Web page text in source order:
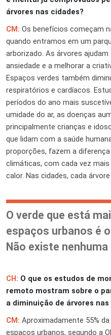
árvores nas cidades?
CM: Os benefícios começam
quando entramos em um
arborizado. As árvores
ansiedade e a melhorar a
Espaços verdes também
respiratórios e cardíacos.
períodos do ano mais
umidade do ar, as doenças
principalmente crianças e
que lidam com a saúde
proporções, fazem a
climáticas, com cada vez
calor. Nas cidades, cada
O verde que está
espaços urbanos é
Não existe
CH: O que os estudos de
remoto mostram sobre o
a diminuição de árvores
CM: Aproximadamente 55%
espaços urbanos, segundo a